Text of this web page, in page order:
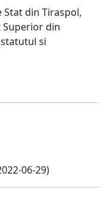
din Tiraspol,
din
si
06-29)